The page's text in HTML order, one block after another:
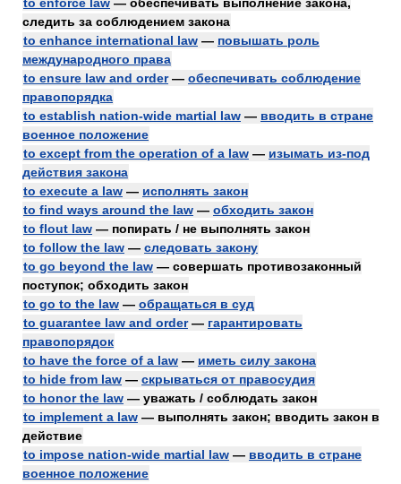
следить за соблюдением закона
to enhance international law — повышать роль
международного права
to ensure law and order— обеспечивать соблюдение
правопорядка
to establish nation-wide martial law — вводить в стране
военное положение
to except from the operation of a law — изымать из-под
действия закона
to execute a law — исполнять закон
to find ways around the law — обходить закон
to flout law — попирать / не выполнять закон
to follow the law — следовать закону
to go beyond the law — совершать противозаконный
поступок; обходить закон
to go to the law — обращаться в суд
to guarantee law and order— гарантировать
правопорядок
to have the force of a law — иметь силу закона
to hide from law — скрываться от правосудия
to honor the law — уважать / соблюдать закон
to implement a law — выполнять закон; вводить закон в
действие
to impose nation-wide martial law — вводить в стране
военное положение